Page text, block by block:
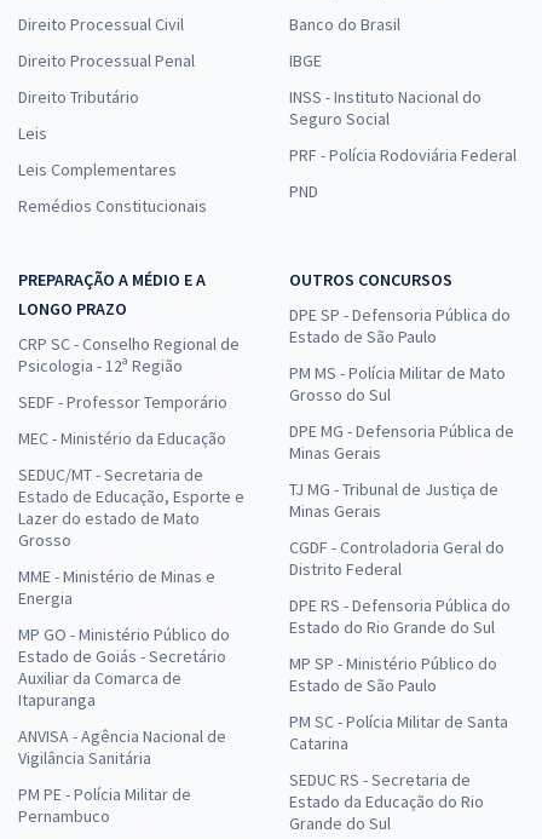
Direito Processual Civil
Direito Processual Penal
Direito Tributário
Leis
Leis Complementares
Remédios Constitucionais
Banco do Brasil
IBGE
INSS - Instituto Nacional do
Seguro Social
PRF - Polícia Rodoviária Federal
PND
PREPARAÇÃO A MÉDIO E A
LONGO PRAZO
CRP SC - Conselho Regional de
Psicologia - 12ª Região
SEDF - Professor Temporário
MEC - Ministério da Educação
SEDUC/MT - Secretaria de
Estado de Educação, Esporte e
Lazer do estado de Mato
Grosso
MME - Ministério de Minas e
Energia
MP GO - Ministério Público do
Estado de Goiás - Secretário
Auxiliar da Comarca de
Itapuranga
ANVISA - Agência Nacional de
Vigilância Sanitária
PM PE - Polícia Militar de
Pernambuco
OUTROS CONCURSOS
DPE SP - Defensoria Pública do
Estado de São Paulo
PM MS - Polícia Militar de Mato
Grosso do Sul
DPE MG - Defensoria Pública de
Minas Gerais
TJ MG - Tribunal de Justiça de
Minas Gerais
CGDF - Controladoria Geral do
Distrito Federal
DPE RS - Defensoria Pública do
Estado do Rio Grande do Sul
MP SP - Ministério Público do
Estado de São Paulo
PM SC - Polícia Militar de Santa
Catarina
SEDUC RS - Secretaria de
Estado da Educação do Rio
Grande do Sul